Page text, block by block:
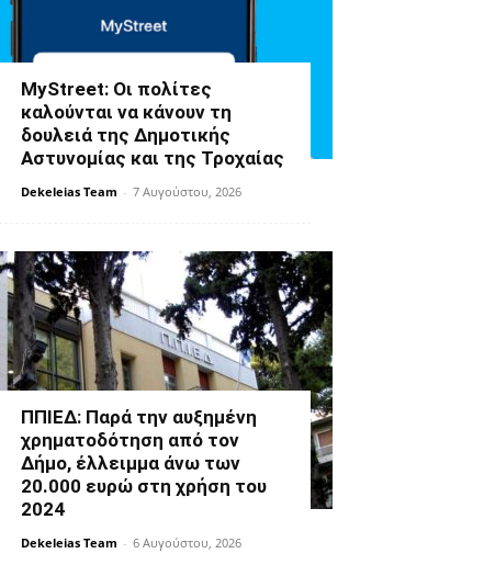
MyStreet: Οι πολίτες
καλούνται να κάνουν τη
δουλειά της Δημοτικής
Αστυνομίας και της Τροχαίας
Dekeleias Team - 7 Αυγούστου, 2026
ΠΠΙΕΔ: Παρά την αυξημένη
χρηματοδότηση από τον
Δήμο, έλλειμμα άνω των
20.000 ευρώ στη χρήση του
2024
Dekeleias Team - 6 Αυγούστου, 2026